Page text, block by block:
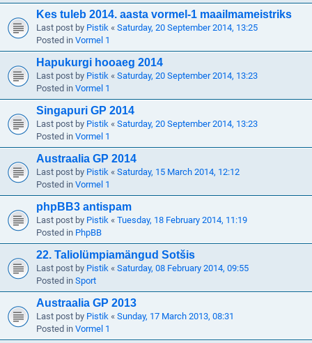
Kes tuleb 2014. aasta vormel-1 maailmameistriks
Last post by Pistik « Saturday, 20 September 2014, 13:25
Posted in Vormel 1
Hapukurgi hooaeg 2014
Last post by Pistik « Saturday, 20 September 2014, 13:23
Posted in Vormel 1
Singapuri GP 2014
Last post by Pistik « Saturday, 20 September 2014, 13:23
Posted in Vormel 1
Austraalia GP 2014
Last post by Pistik « Saturday, 15 March 2014, 12:12
Posted in Vormel 1
phpBB3 antispam
Last post by Pistik « Tuesday, 18 February 2014, 11:19
Posted in PhpBB
22. Taliolümpiamängud Sotšis
Last post by Pistik « Saturday, 08 February 2014, 09:55
Posted in Sport
Austraalia GP 2013
Last post by Pistik « Sunday, 17 March 2013, 08:31
Posted in Vormel 1